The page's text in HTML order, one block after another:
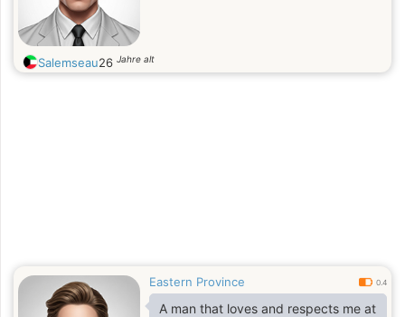
Salemseau26 Jahre alt
Eastern Province 0.4
A man that loves and respects me at